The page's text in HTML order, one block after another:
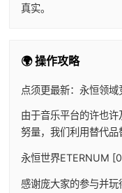
真实。
🌍 操作攻略
点须更最新：永恒领
由于音乐平台的许也
努量，我们利用替代品
永恒世界ETERNUM
感谢庞大家的参与并